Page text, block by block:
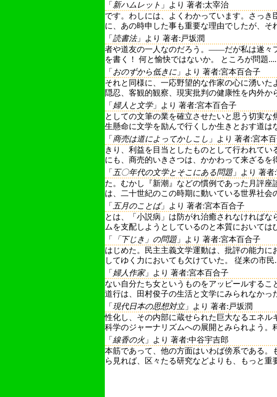
「 新ハムレット 」より 著者:太宰治
です。わしには、よくわかっています。さっ
に、あの時申した事も重要な理由でしたが、そ
「 読書法」より 著者:戸坂潤
者や道友の一人なのだろう。――だが私は遂々
を書く！ 何と愉快ではないか。 ところが問題....
「 おのずから低きに」より 著者:宮本百合子
それと同様に、一応野望的な作家の心に湧い
隠忍、客観的観察、現実批判の健康性を内外か
「 婦人と文学」より 著者:宮本百合子
としての文筆の業を確立させたいと思う切実
生懸命に文学を励んで行くしか生きとおす道は
「 商売は道によってかしこし 」より 著者:宮本
きり、利益を目当としたものとして行われて
にも、商売的いきさつは、かかわって来ざるを
「 五〇年代の文学とそこにある問題」より 著者
た。むかし『新潮』などの慣例であった月評
は、二十世紀のこの時期に動いている世界社会
「 五月のことば」より 著者:宮本百合子
とは、「小説病」は防がれ治癒されなければ
ムを支配しようとしているのと本質においては
「
「下じき」の問題」より 著者:宮本百合子
はじめた。民主主義文学運動は、批評の能力
してゆく力においても欠けていた。 従来の市民
「 婦人作家」より 著者:宮本百合子
ない自分たち女というものをアッピールする
道行は、田村俊子の生活と文学にみられなかっ
「 現代日本の思想対立」より 著者:戸坂潤
性化し、その内部に蔵せられた巨大なるエネ
科学のジャーナリズムへの展開とみられよう。
「 線香の火」より 著者:中谷宇吉郎
本筋であって、他の方面はいわば傍系である
ら見れば、区々たる研究などよりも、もっと重